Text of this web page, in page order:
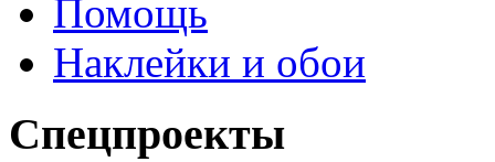
Помощь
Наклейки и обои
Спецпроекты